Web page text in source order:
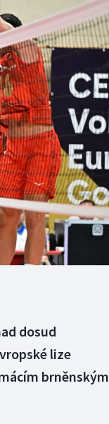
Triatlon
Veslování
Vodní slalom
Volejbal
Ostatní
dosud
lize
brněnským